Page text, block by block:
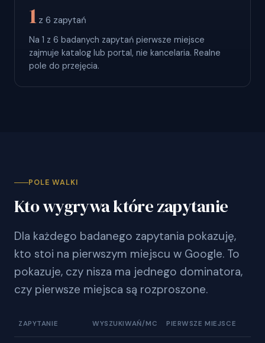
1 z 6 zapytań
Na 1 z 6 badanych zapytań pierwsze miejsce
zajmuje katalog lub portal, nie kancelaria. Realne
pole do przejęcia.
POLE WALKI
Kto wygrywa które zapytanie
Dla każdego badanego zapytania pokazuję,
kto stoi na pierwszym miejscu w Google. To
pokazuje, czy nisza ma jednego dominatora,
czy pierwsze miejsca są rozproszone.
ZAPYTANIE WYSZUKIWAŃ/MC PIERWSZE MIEJSCE